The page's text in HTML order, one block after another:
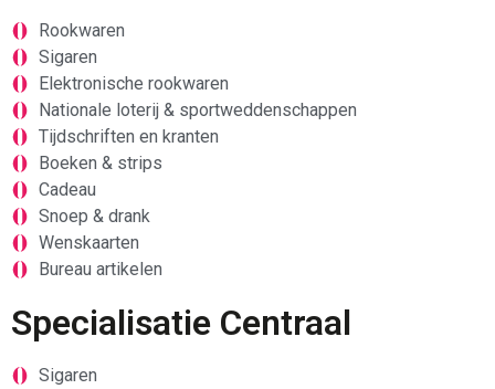
Rookwaren
Sigaren
Elektronische rookwaren
Nationale loterij & sportweddenschappen
Tijdschriften en kranten
Boeken & strips
Cadeau
Snoep & drank
Wenskaarten
Bureau artikelen
Specialisatie Centraal
Sigaren